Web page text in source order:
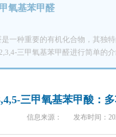
氧基苯甲醛
一种重要的有机化合物，其独
醛进行简单的介绍。 一、分子结构 2,3,4-三甲氧基苯甲醛
的熔点大约在38-40°C之间，表
的压力下），这为我们提供了
三甲氧基苯甲酸：
信息来源： 发布时间：